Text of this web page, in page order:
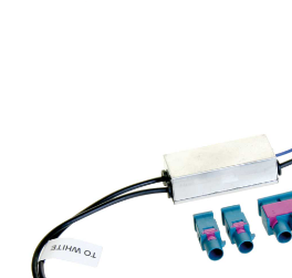
Navigationssysteme
Rückfahrsysteme